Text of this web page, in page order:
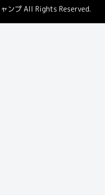
ンプ All Rights Reserved.